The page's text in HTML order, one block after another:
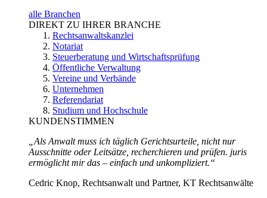
alle Branchen
DIREKT ZU IHRER BRANCHE
Rechtsanwaltskanzlei
Notariat
Steuerberatung und Wirtschaftsprüfung
Öffentliche Verwaltung
Vereine und Verbände
Unternehmen
Referendariat
Studium und Hochschule
KUNDENSTIMMEN
„Als Anwalt muss ich täglich Gerichtsurteile, nicht nur
Ausschnitte oder Leitsätze, recherchieren und prüfen. juris
ermöglicht mir das – einfach und unkompliziert.“
Cedric Knop, Rechtsanwalt und Partner, KT Rechtsanwälte